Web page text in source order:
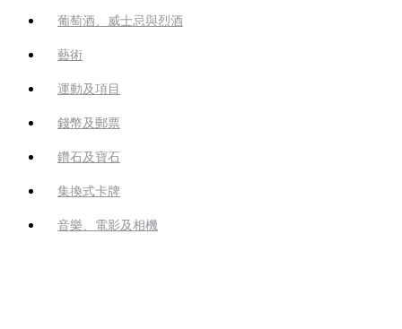
葡萄酒、威士忌與烈酒
藝術
運動及項目
錢幣及郵票
鑽石及寶石
集換式卡牌
音樂、電影及相機